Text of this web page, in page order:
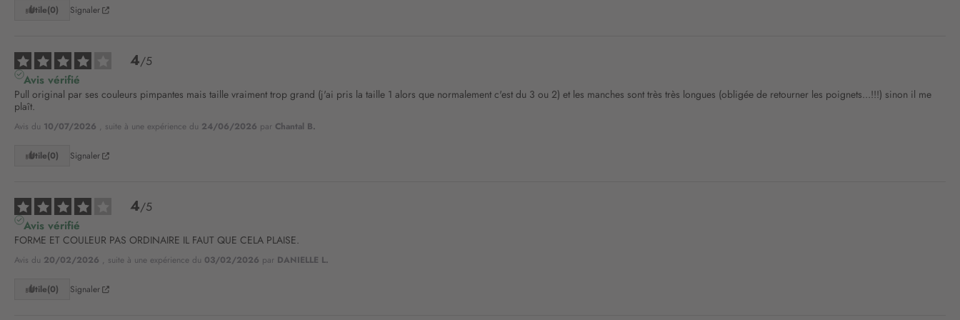
Utile(0) Signaler
4/5
Avis vérifié
Pull original par ses couleurs pimpantes mais taille vraiment trop grand (j'ai pris la taille 1 alors que normalement c'est du 3 ou 2) et les manches sont très très longues (obligée de retourner les poignets...!!!) sinon il me
plaît.
Avis du 10/07/2026 , suite à une expérience du 24/06/2026 par Chantal B.
Utile(0) Signaler
4/5
Avis vérifié
FORME ET COULEUR PAS ORDINAIRE IL FAUT QUE CELA PLAISE.
Avis du 20/02/2026 , suite à une expérience du 03/02/2026 par DANIELLE L.
Utile(0) Signaler
t